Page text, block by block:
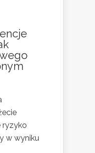
ryzyko
w wyniku